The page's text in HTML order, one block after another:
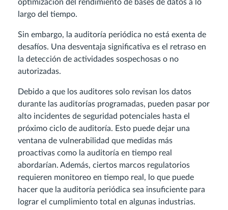
optimización del rendimiento de bases de datos a lo
largo del tiempo.
Sin embargo, la auditoría periódica no está exenta de
desafíos. Una desventaja significativa es el retraso en
la detección de actividades sospechosas o no
autorizadas.
Debido a que los auditores solo revisan los datos
durante las auditorías programadas, pueden pasar por
alto incidentes de seguridad potenciales hasta el
próximo ciclo de auditoría. Esto puede dejar una
ventana de vulnerabilidad que medidas más
proactivas como la auditoría en tiempo real
abordarían. Además, ciertos marcos regulatorios
requieren monitoreo en tiempo real, lo que puede
hacer que la auditoría periódica sea insuficiente para
lograr el cumplimiento total en algunas industrias.